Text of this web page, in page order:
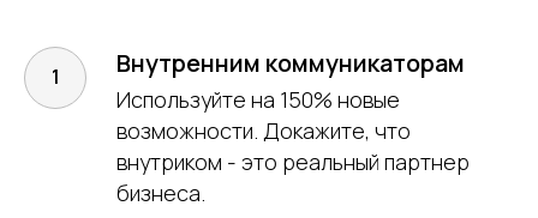
Внутренним коммуникаторам
Используйте на 150% новые
возможности. Докажите, что
внутриком - это реальный партнер
бизнеса.